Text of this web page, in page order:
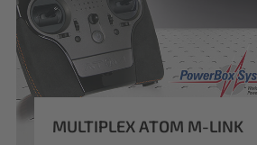
MULTIPLEX ATOM M-LINK